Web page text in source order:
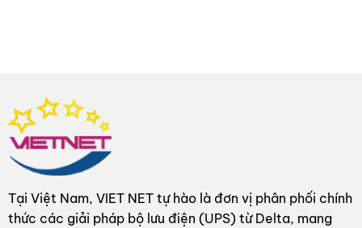
Tại Việt Nam, VIET NET tự hào là đơn vị phân phối chính
thức các giải pháp bộ lưu điện (UPS) từ Delta, mang